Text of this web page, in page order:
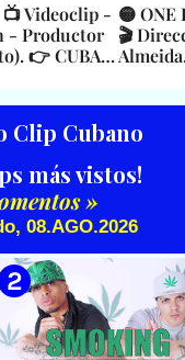
Videoclip -
- Productor
👉 CUBA
🟡 ONE
🎬
Clip Cubano
más vistos!
»
08.AGO.2026